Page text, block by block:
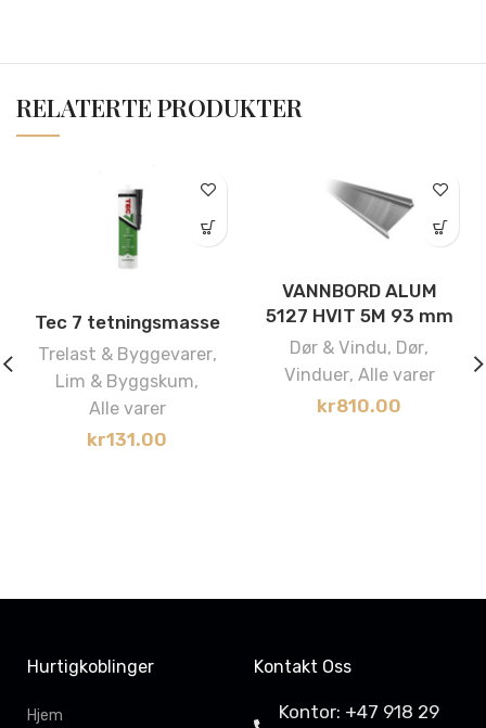
RELATERTE PRODUKTER
Tec 7 tetningsmasse
Trelast & Byggevarer,
Lim & Byggskum,
Alle varer
kr131.00
VANNBORD ALUM
5127 HVIT 5M 93 mm
Dør & Vindu, Dør,
Vinduer, Alle varer
kr810.00
Hurtigkoblinger
Hjem
Kontakt Oss
Kontor: +47 918 29